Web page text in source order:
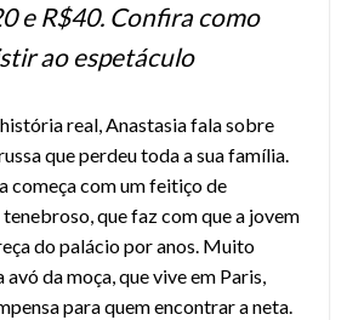
e R$40. Confira como
ao espetáculo
real, Anastasia fala sobre
que perdeu toda a sua família.
começa com um feitiço de
que faz com que a jovem
do palácio por anos. Muito
avó da moça, que vive em Paris,
para quem encontrar a neta.